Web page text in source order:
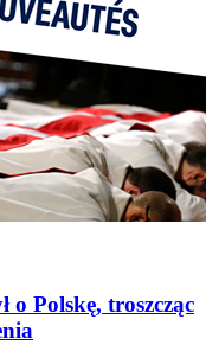
o Polskę, troszcząc